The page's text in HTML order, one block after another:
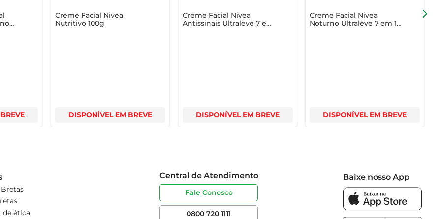
Creme Facial Nivea
Nutritivo 100g
DISPONÍVEL EM BREVE
Creme Facial Nivea
Antissinais Ultraleve 7 em
DISPONÍVEL EM BREVE
Creme Facial Nivea
Noturno Ultraleve 7 em 1
DISPONÍVEL EM BREVE
de ética
Central de Atendimento
Fale Conosco
0800 720 1111
Baixe nosso App